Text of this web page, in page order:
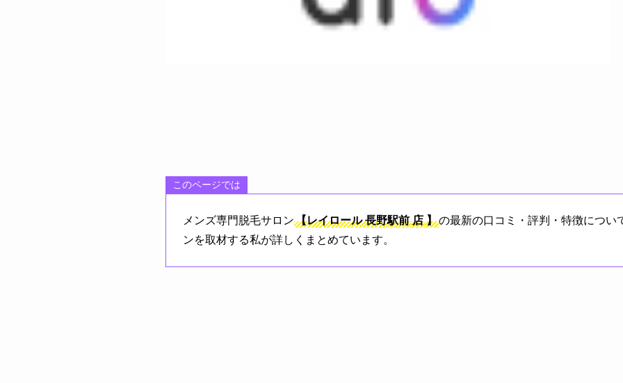
このページでは
メンズ専門脱毛サロン【レイロール 長野駅前 店 】の最新の口コミ・評判・特徴につい
ンを取材する私が詳しくまとめています。